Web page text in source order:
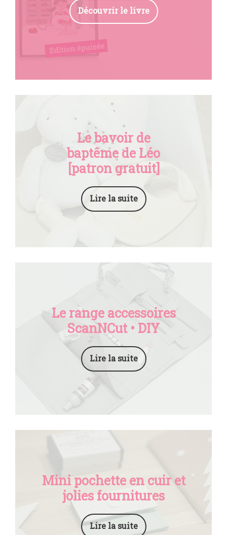
Découvrir le livre
Le bavoir de
baptême de Léo
[patron gratuit]
Lire la suite
Le range accessoires
ScanNCut • DIY
Lire la suite
Mini pochette en cuir et
jolies fournitures
Lire la suite